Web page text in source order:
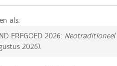
als:
ERFGOED 2026: Neotraditioneel
2026).